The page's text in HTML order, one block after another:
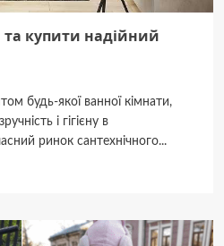
та купити надійний
будь-якої ванної кімнати,
і гігієну в
ринок сантехнічного...